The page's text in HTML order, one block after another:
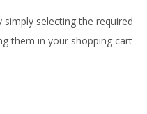
selecting the required
them in your shopping cart